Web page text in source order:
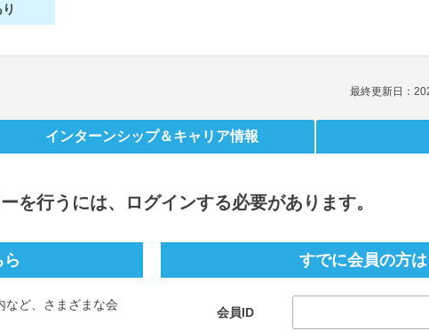
最終更新日：
インターンシップ＆キャリア情報
を行うには、ログインする必要があります。
すでに会員の方
会員ID
など、さまざまな会